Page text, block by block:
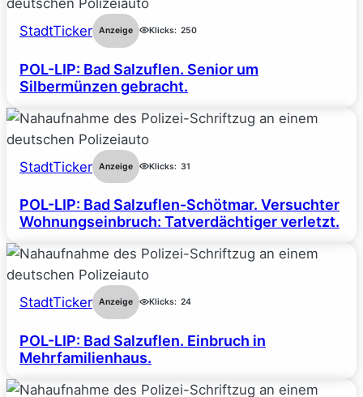
StadtTicker Anzeige Klicks: 250
POL-LIP: Bad Salzuflen. Senior um
Silbermünzen gebracht.
StadtTicker Anzeige Klicks: 31
POL-LIP: Bad Salzuflen-Schötmar. Versuchter
Wohnungseinbruch: Tatverdächtiger verletzt.
StadtTicker Anzeige Klicks: 24
POL-LIP: Bad Salzuflen. Einbruch in
Mehrfamilienhaus.